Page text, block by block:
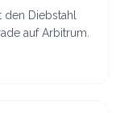
Diebstahl
auf Arbitrum.